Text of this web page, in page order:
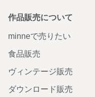
作品販売について
minneで売りたい
食品販売
ヴィンテージ販売
ダウンロード販売